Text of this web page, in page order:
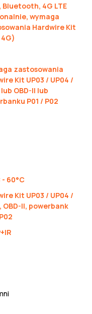
Bluetooth, 4G LTE
wymaga
Hardwire Kit
4G)
zastosowania
Kit UP03 / UP04 /
OBD-II lub
P01 / P02
- 60°C
Kit UP03 / UP04 /
OBD-II, powerbank